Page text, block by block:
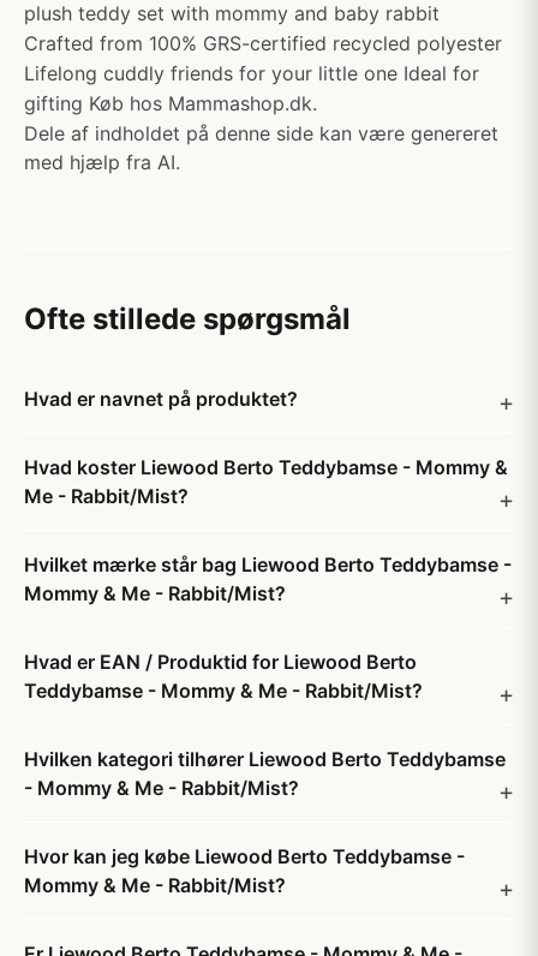
plush teddy set with mommy and baby rabbit
Crafted from 100% GRS-certified recycled polyester
Lifelong cuddly friends for your little one Ideal for
gifting Køb hos Mammashop.dk.
Dele af indholdet på denne side kan være genereret
med hjælp fra AI.
Ofte stillede spørgsmål
Hvad er navnet på produktet?
Hvad koster Liewood Berto Teddybamse - Mommy &
Me - Rabbit/Mist?
Hvilket mærke står bag Liewood Berto Teddybamse -
Mommy & Me - Rabbit/Mist?
Hvad er EAN / Produktid for Liewood Berto
Teddybamse - Mommy & Me - Rabbit/Mist?
Hvilken kategori tilhører Liewood Berto Teddybamse
- Mommy & Me - Rabbit/Mist?
Hvor kan jeg købe Liewood Berto Teddybamse -
Mommy & Me - Rabbit/Mist?